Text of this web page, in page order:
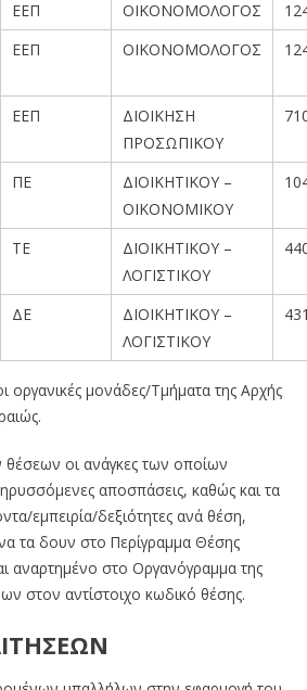
ΕΕΠ ΟΙΚΟΝΟΜΟΛΟΓΟΣ
ΕΕΠ ΟΙΚΟΝΟΜΟΛΟΓΟΣ
ΕΕΠ
ΔΙΟΙΚΗΣΗ
ΠΡΟΣΩΠΙΚΟΥ
ΠΕ
ΔΙΟΙΚΗΤΙΚΟΥ –
ΟΙΚΟΝΟΜΙΚΟΥ
ΤΕ
ΔΙΟΙΚΗΤΙΚΟΥ –
ΛΟΓΙΣΤΙΚΟΥ
ΔΕ
ΔΙΟΙΚΗΤΙΚΟΥ –
ΛΟΓΙΣΤΙΚΟΥ
οργανικές μονάδες/Τμήματα της Αρχής
θέσεων οι ανάγκες των οποίων
αποσπάσεις, καθώς και τα
εμπειρία/δεξιότητες ανά θέση,
τα δουν στο Περίγραμμα Θέσης
αναρτημένο στο Οργανόγραμμα της
στον αντίστοιχο κωδικό θέσης.